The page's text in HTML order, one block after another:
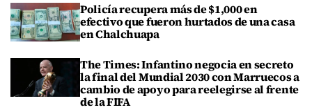
Policía recupera más de $1,000 en
efectivo que fueron hurtados de una casa
en Chalchuapa
The Times: Infantino negocia en secreto
la final del Mundial 2030 con Marruecos a
cambio de apoyo para reelegirse al frente
de la FIFA